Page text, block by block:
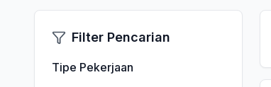
Filter Pencarian
Tipe Pekerjaan